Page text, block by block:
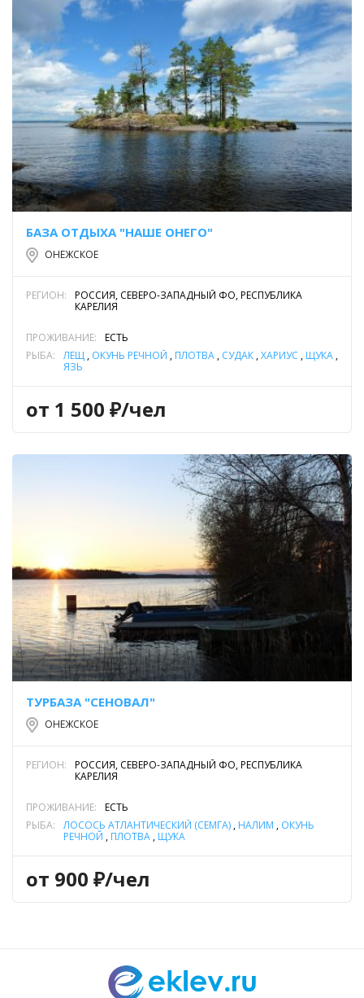
БАЗА ОТДЫХА "НАШЕ ОНЕГО"
ОНЕЖСКОЕ
РЕГИОН:
РОССИЯ, СЕВЕРО-ЗАПАДНЫЙ ФО, РЕСПУБЛИКА
КАРЕЛИЯ
ПРОЖИВАНИЕ:
ЕСТЬ
РЫБА:
ЛЕЩ , ОКУНЬ РЕЧНОЙ , ПЛОТВА , СУДАК ,ХАРИУС , ЩУКА ,
ЯЗЬ
от 1 500 ₽/чел
ТУРБАЗА "СЕНОВАЛ"
ОНЕЖСКОЕ
РЕГИОН:
РОССИЯ, СЕВЕРО-ЗАПАДНЫЙ ФО, РЕСПУБЛИКА
КАРЕЛИЯ
ПРОЖИВАНИЕ:
ЕСТЬ
РЫБА:
ЛОСОСЬ АТЛАНТИЧЕСКИЙ (СЁМГА) , НАЛИМ , ОКУНЬ
РЕЧНОЙ , ПЛОТВА , ЩУКА
от 900 ₽/чел